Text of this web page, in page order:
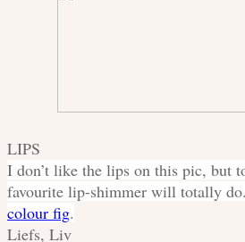
LIPS
I don’t like the lips on this pic, but
favourite lip-shimmer will totally
colour fig.
Liefs, Liv